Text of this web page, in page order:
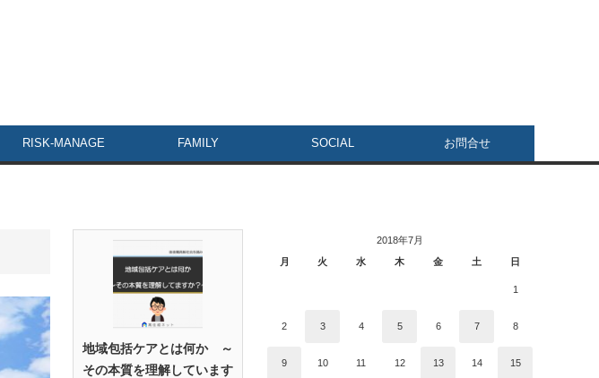
RISK-MANAGE FAMILY SOCIAL お問合せ
地域包括ケアとは何か ～
その本質を理解しています
2018年7月
月
火 水 木 金 土 日
1
2 3 4 5 6 7 8
9 10 11 12 13 14 15